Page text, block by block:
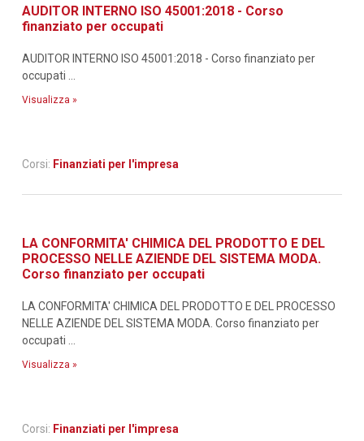
AUDITOR INTERNO ISO 45001:2018 - Corso
finanziato per occupati
AUDITOR INTERNO ISO 45001:2018 - Corso finanziato per
occupati ...
Visualizza »
Corsi: Finanziati per l'impresa
LA CONFORMITA' CHIMICA DEL PRODOTTO E DEL
PROCESSO NELLE AZIENDE DEL SISTEMA MODA.
Corso finanziato per occupati
LA CONFORMITA' CHIMICA DEL PRODOTTO E DEL PROCESSO
NELLE AZIENDE DEL SISTEMA MODA. Corso finanziato per
occupati ...
Visualizza »
Corsi: Finanziati per l'impresa